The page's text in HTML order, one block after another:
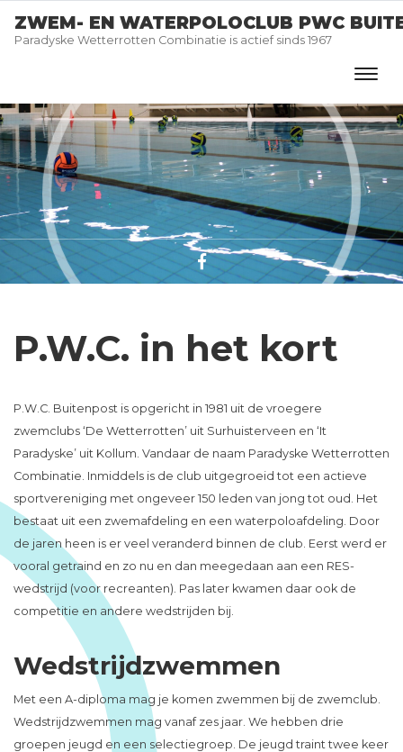
ZWEM- EN WATERPOLOCLUB PWC
Paradyske Wetterrotten Combinatie is actief sinds 1967
P.W.C. in het kort
P.W.C. Buitenpost is opgericht in 1981 uit de vroegere
zwemclubs ‘De Wetterrotten’ uit Surhuisterveen en ‘It
Paradyske’ uit Kollum. Vandaar de naam Paradyske Wetterrotten
Combinatie. Inmiddels is de club uitgegroeid tot een actieve
sportvereniging met ongeveer 150 leden van jong tot oud. Het
bestaat uit een zwemafdeling en een waterpoloafdeling. Door
de jaren heen is er veel veranderd binnen de club. Eerst werd er
vooral getraind en zo nu en dan meegedaan aan een RES-
wedstrijd (voor recreanten). Pas later kwamen daar ook de
competitie en andere wedstrijden bij.
Wedstrijdzwemmen
Met een A-diploma mag je komen zwemmen bij de zwemclub.
Wedstrijdzwemmen mag vanaf zes jaar. We hebben drie
groepen jeugd en een selectiegroep. De jeugd traint twee keer